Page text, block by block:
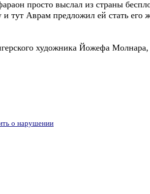
просто выслал из страны
тут Аврам предложил ей стать его
художника Йожефа
о нарушении